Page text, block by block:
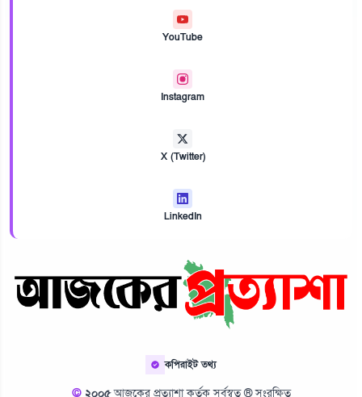
YouTube
Instagram
X (Twitter)
LinkedIn
কপিরাইট তথ্য
© ২০০৫আজকের প্রত্যাশা কর্তৃক সর্বস্বত্ব ® সংরক্ষিত